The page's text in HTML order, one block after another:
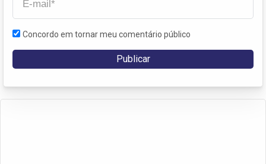
Concordo em tornar meu comentário público